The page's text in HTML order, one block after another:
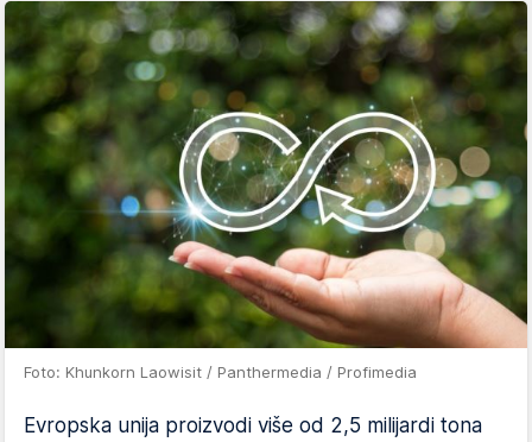
Foto: Khunkorn Laowisit / Panthermedia / Profimedia
Evropska unija proizvodi više od 2,5 milijardi tona